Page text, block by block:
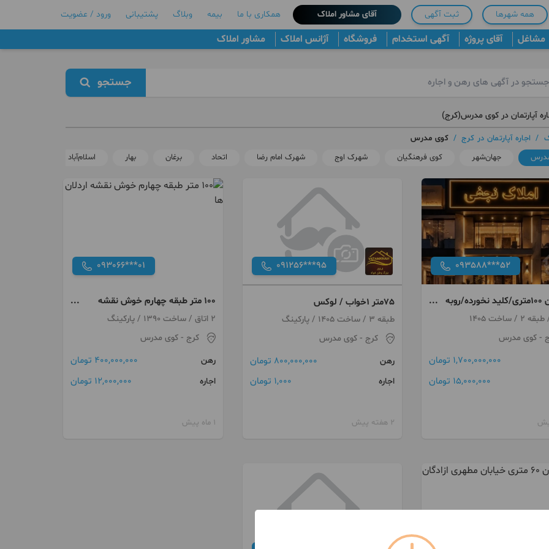
همه شهرها ثبت آگهی آقای مشاور املاک همکاری با ما بیمه وبلاگ پشتیبانی ورود / عضویت
مشاغل آقای پروژه آگهی استخدام فروشگاه آژانس املاک مشاور املاک
جستجو
آپارتمان در کوی مدرس(کرج)
/ اجاره آپارتمان در کرج / کوی مدرس
جهان‌شهر کوی فرهنگیان شهرک اوج شهرک امام رضا اتحاد برغان بهار اسلام‌آباد
093588***52
آپارتمان ۱۰۰متری/کلید نخورده/روبه
- کوی مدرس
1,700,000,000 تومان
15,000,000 تومان
091256***95
75متر 1خواب / لوکس
طبقه 3 / ساخت 1405 / پارکینگ
کرج- کوی مدرس
رهن
800,000,000 تومان
اجاره 1,000 تومان
2 هفته پیش
093066***01
۱۰۰ متر طبقه چهارم خوش نقشه
اردلان ها
2 اتاق / ساخت 1390 / پارکینگ
کرج - کوی مدرس
رهن
400,000,000 تومان
اجاره 12,000,000 تومان
1 ماه پیش